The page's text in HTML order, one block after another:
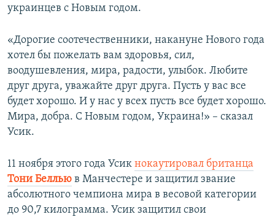
украинцев с Новым годом.
«Дорогие соотечественники, накануне Нового года
хотел бы пожелать вам здоровья, сил,
воодушевления, мира, радости, улыбок. Любите
друг друга, уважайте друг друга. Пусть у вас все
будет хорошо. И у нас у всех пусть все будет хорошо.
Мира, добра. С Новым годом, Украина!» – сказал
Усик.
​11 ноября этого года Усик нокаутировал британца
Тони Беллью в Манчестере и защитил звание
абсолютного чемпиона мира в весовой категории
до 90,7 килограмма. Усик защитил свои